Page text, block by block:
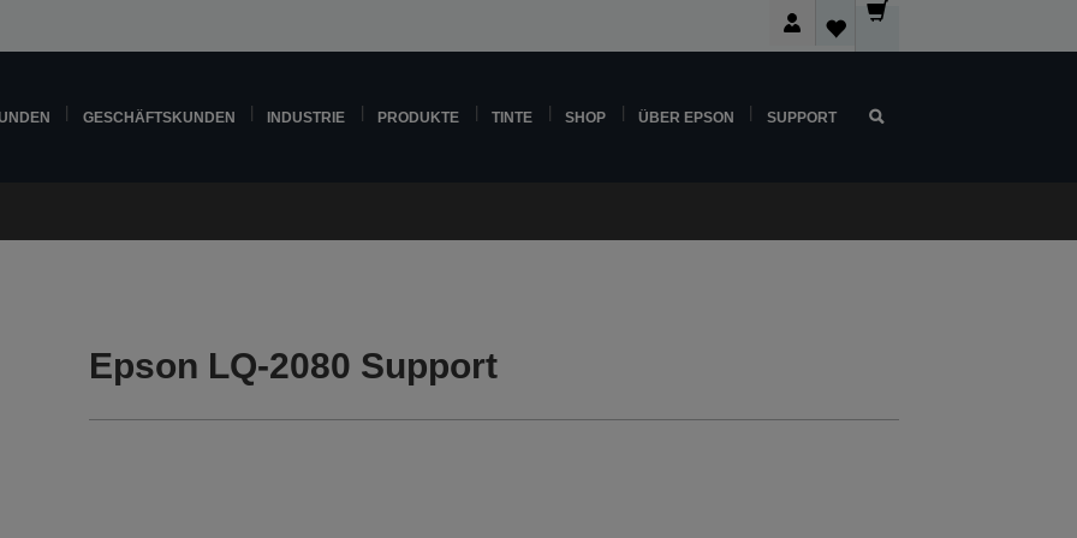
GESCHÄFTSKUNDEN INDUSTRIE PRODUKTE TINTE SHOP ÜBER EPSON SUPPORT
Epson LQ-2080 Support